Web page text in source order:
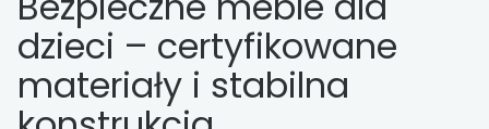
dzieci – certyfikowane
materiały i stabilna